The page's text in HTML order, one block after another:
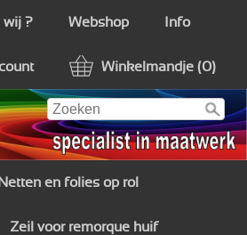
wij ? Webshop Info
Winkelmandje (0)
Netten en folies op rol
Zeil voor remorque huif